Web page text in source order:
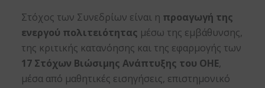
Στόχος των Συνεδρίων είναι η προαγωγή της
ενεργού πολιτειότητας μέσω της εμβάθυνσης,
της κριτικής κατανόησης και της εφαρμογής των
17 Στόχων Βιώσιμης Ανάπτυξης του ΟΗΕ,
μέσα από μαθητικές εισηγήσεις, επιστημονικό